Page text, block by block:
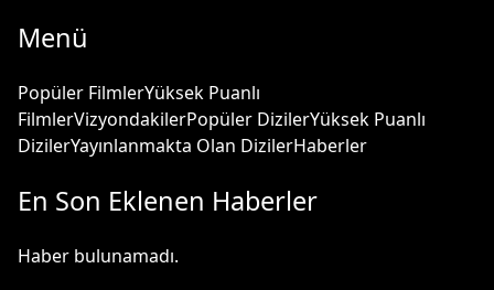
Menü
Popüler FilmlerYüksek Puanlı
FilmlerVizyondakilerPopüler DizilerYüksek Puanlı
DizilerYayınlanmakta Olan DizilerHaberler
En Son Eklenen Haberler
Haber bulunamadı.